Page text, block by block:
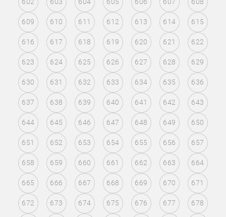
602 603 604 605 606 607 608
609 610 611 612 613 614 615
616 617 618 619 620 621 622
623 624 625 626 627 628 629
630 631 632 633 634 635 636
637 638 639 640 641 642 643
644 645 646 647 648 649 650
651 652 653 654 655 656 657
658 659 660 661 662 663 664
665 666 667 668 669 670 671
672 673 674 675 676 677 678